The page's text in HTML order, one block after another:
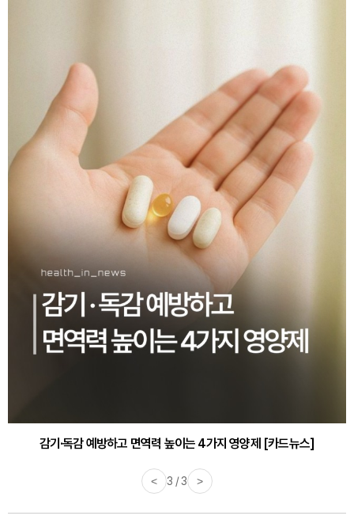
감기·독감 예방하고 면역력 높이는 4가지 영양제 [카드뉴스]
< 3 / 3 >